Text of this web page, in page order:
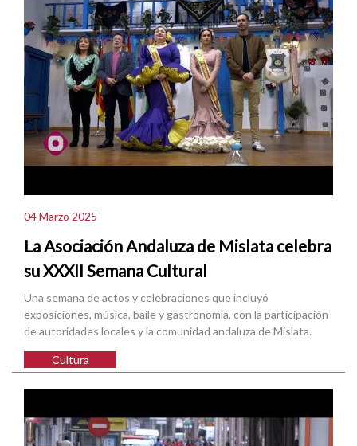
04 Marzo 2025
La Asociación Andaluza de Mislata celebra
su XXXII Semana Cultural
Una semana de actos y celebraciones que incluyó
exposiciones, música, baile y gastronomía, con la participación
de autoridades locales y la comunidad andaluza de Mislata.
Cultura